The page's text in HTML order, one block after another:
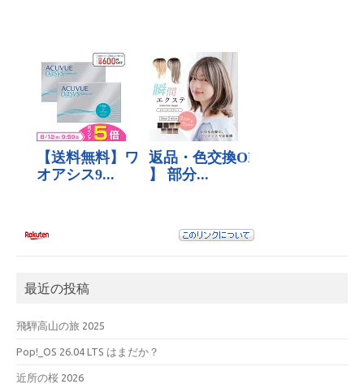
最近の投稿
飛騨高山の旅 2025
Pop!_OS 26.04 LTS はまだか？
近所の桜 2026